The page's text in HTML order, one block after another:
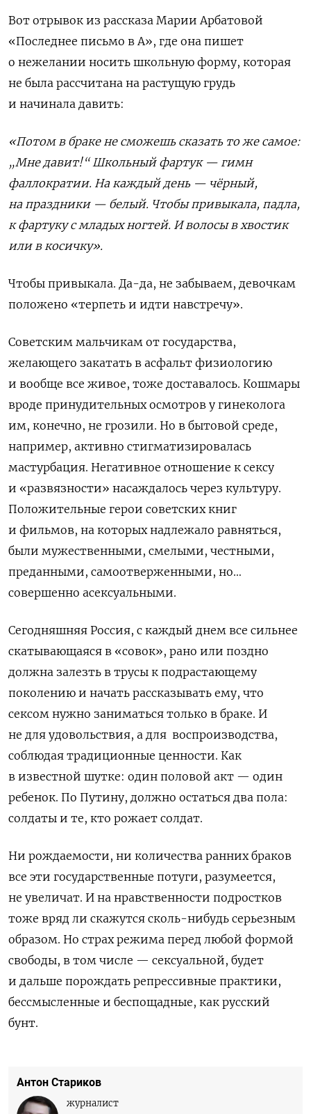
Вот отрывок из рассказа Марии Арбатовой
«Последнее письмо в А», где она пишет
о нежелании носить школьную форму, которая
не была рассчитана на растущую грудь
и начинала давить:
«Потом в браке не сможешь сказать то же самое:
„Мне давит!“ Школьный фартук — гимн
фаллократии. На каждый день — чёрный,
на праздники — белый. Чтобы привыкала, падла,
к фартуку с младых ногтей. И волосы в хвостик
или в косичку».
Чтобы привыкала. Да-да, не забываем, девочкам
положено «терпеть и идти навстречу».
Советским мальчикам от государства,
желающего закатать в асфальт физиологию
и вообще все живое, тоже доставалось. Кошмары
вроде принудительных осмотров у гинеколога
им, конечно, не грозили. Но в бытовой среде,
например, активно стигматизировалась
мастурбация. Негативное отношение к сексу
и «развязности» насаждалось через культуру.
Положительные герои советских книг
и фильмов, на которых надлежало равняться,
были мужественными, смелыми, честными,
преданными, самоотверженными, но…
совершенно асексуальными.
Сегодняшняя Россия, с каждый днем все сильнее
скатывающаяся в «совок», рано или поздно
должна залезть в трусы к подрастающему
поколению и начать рассказывать ему, что
сексом нужно заниматься только в браке. И
не для удовольствия, а для воспроизводства,
соблюдая традиционные ценности. Как
в известной шутке: один половой акт — один
ребенок. По Путину, должно остаться два пола:
солдаты и те, кто рожает солдат.
Ни рождаемости, ни количества ранних браков
все эти государственные потуги, разумеется,
не увеличат. И на нравственности подростков
тоже вряд ли скажутся сколь-нибудь серьезным
образом. Но страх режима перед любой формой
свободы, в том числе — сексуальной, будет
и дальше порождать репрессивные практики,
бессмысленные и беспощадные, как русский
бунт.
Антон Стариков
журналист